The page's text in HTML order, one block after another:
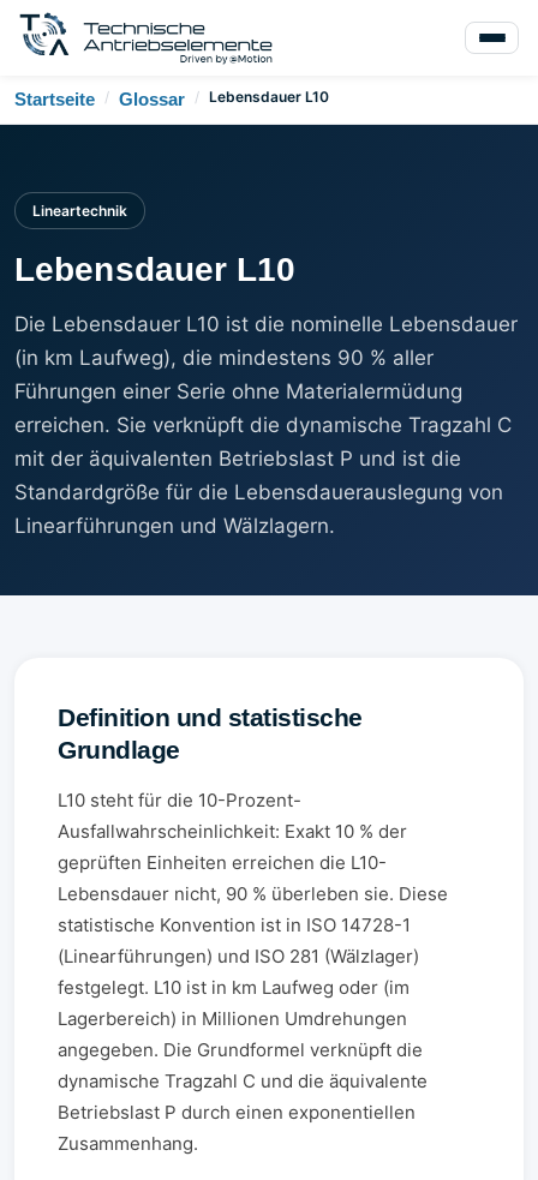
Startseite / Glossar / Lebensdauer L10
Lineartechnik
Lebensdauer L10
Die Lebensdauer L10 ist die nominelle Lebensdauer
(in km Laufweg), die mindestens 90 % aller
Führungen einer Serie ohne Materialermüdung
erreichen. Sie verknüpft die dynamische Tragzahl C
mit der äquivalenten Betriebslast P und ist die
Standardgröße für die Lebensdauerauslegung von
Linearführungen und Wälzlagern.
Definition und statistische
Grundlage
L10 steht für die 10-Prozent-
Ausfallwahrscheinlichkeit: Exakt 10 % der
geprüften Einheiten erreichen die L10-
Lebensdauer nicht, 90 % überleben sie. Diese
statistische Konvention ist in ISO 14728-1
(Linearführungen) und ISO 281 (Wälzlager)
festgelegt. L10 ist in km Laufweg oder (im
Lagerbereich) in Millionen Umdrehungen
angegeben. Die Grundformel verknüpft die
dynamische Tragzahl C und die äquivalente
Betriebslast P durch einen exponentiellen
Zusammenhang.